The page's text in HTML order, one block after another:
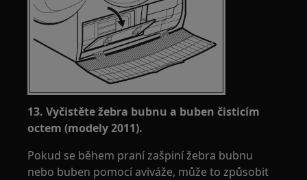
13. Vyčistěte žebra bubnu a buben čisticím
octem (modely 2011).
Pokud se během praní zašpiní žebra bubnu
nebo buben pomocí aviváže, může to způsobit